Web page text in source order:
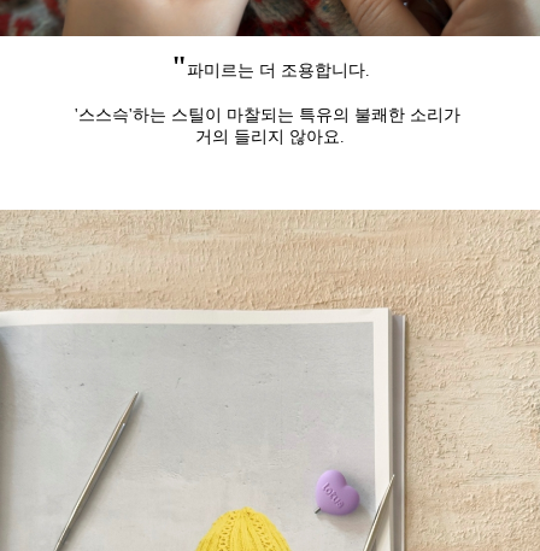
"파미르는 더 조용합니다.
'스스슥'하는 스틸이 마찰되는 특유의 불쾌한 소리가
거의 들리지 않아요.